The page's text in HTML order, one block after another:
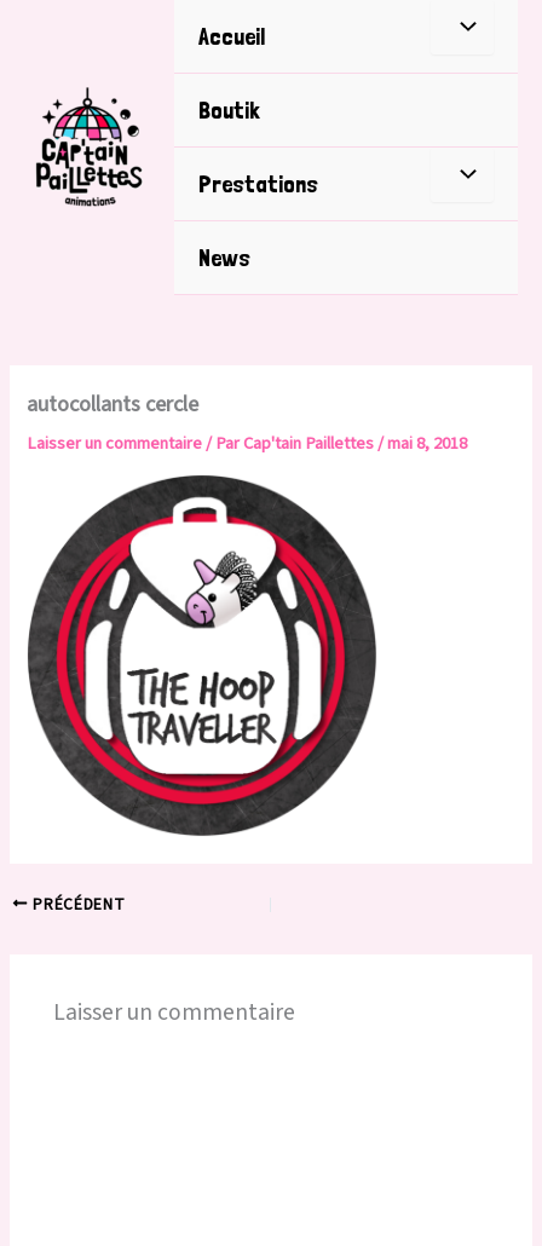
Accueil
Boutik
Prestations
News
autocollants cercle
Laisser un commentaire/ ParCap'tain Paillettes/mai 8, 2018
PRÉCÉDENT
Laisser un commentaire